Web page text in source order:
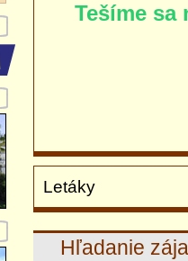
Tešíme sa
Letáky
Hľadanie